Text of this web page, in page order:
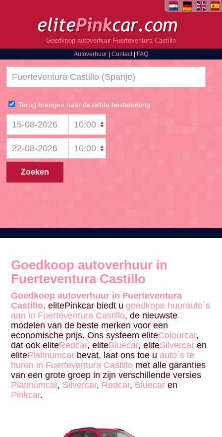
Goedkoop autoverhuur Fuerteventura Castillo
Autoverhuur
Contact| FAQ
Goedkoop autoverhuur in
Fuerteventura Castillo
Goedkoop autoverhuur in Fuerteventura
Castillo. elitePinkcar biedt ugoedkope huurauto´s
aan in Fuerteventura Castillo, de nieuwste
modelen van de beste merken voor een
economische prijs. Ons systeem eliteColourcar,
dat ook eliteRedcar, eliteBluecar, eliteSilvercar en
elitePlatinumcar bevat, laat ons toe u auto´s te
huren in Fuerteventura Castillo met alle garanties
van een grote groep in zijn verschillende versies
Platinumcar, Silvercar, Redcar, Bluecar en
Pinkcar.
Terug brengen naar dezelfde bestemming